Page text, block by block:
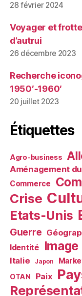
28 février 2024
Voyager et
d’autrui
26 décembre 2023
Recherche
1950′-1960′
20 juillet 2023
Étiquettes
Agro-business
Aménagement
Commerce
Crise
Etats-Unis
Guerre
Identité Image
Italie Japon
OTAN Paix